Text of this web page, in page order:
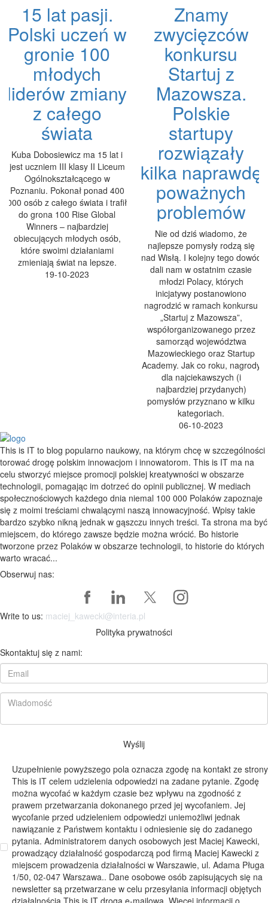
15 lat pasji.
Polski uczeń w
gronie 100
młodych
liderów zmiany
z całego
świata
Kuba Dobosiewicz ma 15 lat i
jest uczniem III klasy II Liceum
Ogólnokształcącego w
Poznaniu. Pokonał ponad 400
000 osób z całego świata i trafił
do grona 100 Rise Global
Winners – najbardziej
obiecujących młodych osób,
które swoimi działaniami
zmieniają świat na lepsze.
19-10-2023
Znamy
zwycięzców
konkursu
Startuj z
Mazowsza.
Polskie
startupy
rozwiązały
kilka naprawdę
poważnych
problemów
Nie od dziś wiadomo, że
najlepsze pomysły rodzą się
nad Wisłą. I kolejny tego dowód
dali nam w ostatnim czasie
młodzi Polacy, których
inicjatywy postanowiono
nagrodzić w ramach konkursu
„Startuj z Mazowsza”,
współorganizowanego przez
samorząd województwa
Mazowieckiego oraz Startup
Academy. Jak co roku, nagrody
dla najciekawszych (i
najbardziej przydanych)
pomysłów przyznano w kilku
kategoriach.
06-10-2023
This is IT to blog popularno naukowy, na którym chcę w szczególności
torować drogę polskim innowacjom i innowatorom. This is IT ma na
celu stworzyć miejsce promocji polskiej kreatywności w obszarze
technologii, pomagając im dotrzeć do opinii publicznej. W mediach
społecznościowych każdego dnia niemal 100 000 Polaków zapoznaje
się z moimi treściami chwalącymi naszą innowacyjność. Wpisy takie
bardzo szybko nikną jednak w gąszczu innych treści. Ta strona ma być
miejscem, do którego zawsze będzie można wrócić. Bo historie
tworzone przez Polaków w obszarze technologii, to historie do których
warto wracać...
Obserwuj nas:
Write to us: maciej_kawecki@interia.pl
Polityka prywatności
Skontaktuj się z nami:
Wyślij
Uzupełnienie powyższego pola oznacza zgodę na kontakt ze strony
This is IT celem udzielenia odpowiedzi na zadane pytanie. Zgodę
można wycofać w każdym czasie bez wpływu na zgodność z
prawem przetwarzania dokonanego przed jej wycofaniem. Jej
wycofanie przed udzieleniem odpowiedzi uniemożliwi jednak
nawiązanie z Państwem kontaktu i odniesienie się do zadanego
pytania. Administratorem danych osobowych jest Maciej Kawecki,
prowadzący działalność gospodarczą pod firmą Maciej Kawecki z
miejscem prowadzenia działalności w Warszawie, ul. Adama Pługa
1/50, 02-047 Warszawa.. Dane osobowe osób zapisujących się na
newsletter są przetwarzane w celu przesyłania informacji objętych